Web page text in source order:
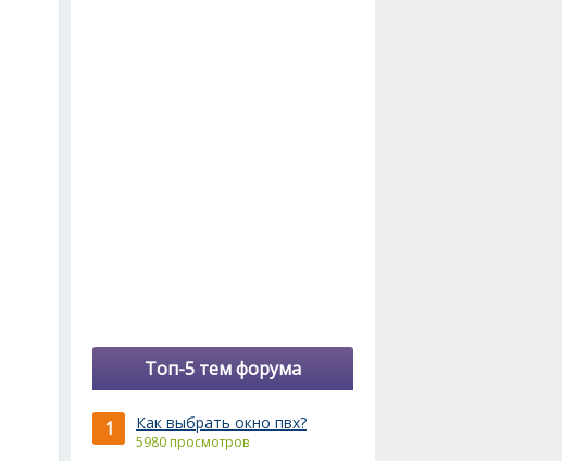
Топ-5 тем форума
1 Как выбрать окно пвх?
5980 просмотров